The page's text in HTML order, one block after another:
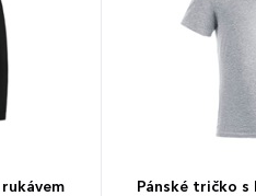
Pánské tričko s